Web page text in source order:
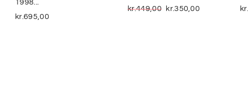
1998...
kr.695,00
kr.449,00 kr.350,00
kr.